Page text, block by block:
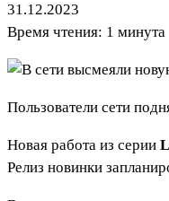
31.12.2023
Время чтения: 1 минута
Пользователи сети
Новая работа из серии
Релиз новинки